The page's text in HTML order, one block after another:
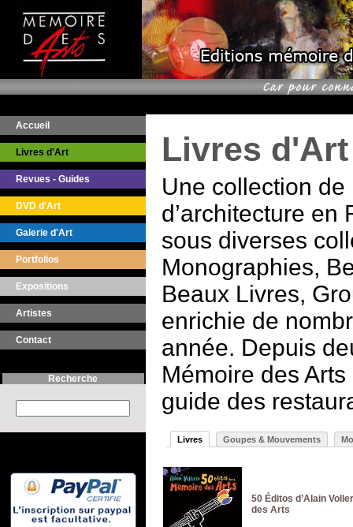
Accueil
Livres d'Art
Revues - Guides
DVD d'Art
Galerie d'Art
Portfolios
Expositions
Artistes
Contact
Recherche
Livres
Une collection de
d’architecture en
sous diverses
Monographies,
Beaux Livres,
enrichie de
année. Depuis
Mémoire des
guide des
Livres Goupes & Mouvements
50 Éditos d’Alain
des Arts